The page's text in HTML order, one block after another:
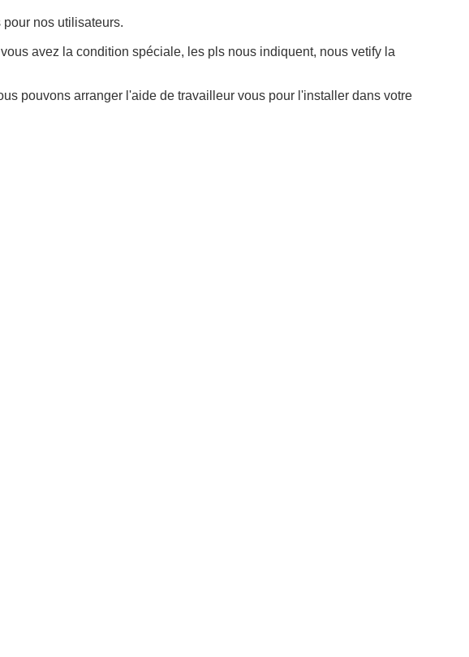
nos utilisateurs.
avez la condition spéciale, les pls nous indiquent, nous vetify la
pouvons arranger l'aide de travailleur vous pour l'installer dans votre